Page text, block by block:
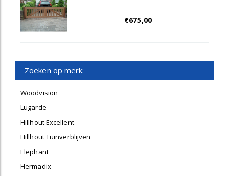
€675,00
Zoeken op merk:
Woodvision
Lugarde
Hillhout Excellent
Hillhout Tuinverblijven
Elephant
Hermadix